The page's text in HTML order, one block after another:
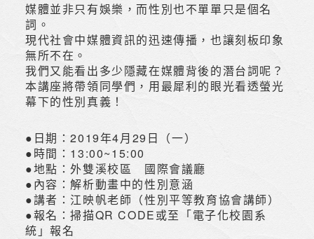
媒體並非只有娛樂，而性別也不單單只是個名
詞。
現代社會中媒體資訊的迅速傳播，也讓刻板印象
無所不在。
我們又能看出多少隱藏在媒體背後的潛台詞呢？
本講座將帶領同學們，用最犀利的眼光看透螢光
幕下的性別真義！
●日期：2019年4月29日（一）
●時間：13:00~15:00
●地點：外雙溪校區 國際會議廳
●內容：解析動畫中的性別意涵
●講者：江映帆老師（性別平等教育協會講師）
●報名：掃描QR CODE或至「電子化校園系
統」報名